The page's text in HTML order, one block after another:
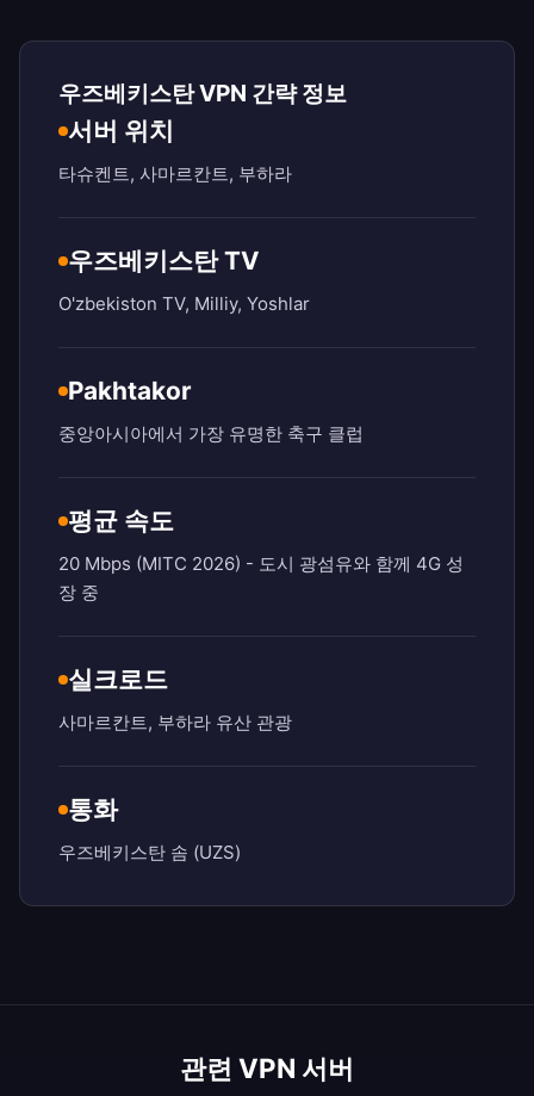
우즈베키스탄 VPN 간략 정보
서버 위치
타슈켄트, 사마르칸트, 부하라
우즈베키스탄 TV
O'zbekiston TV, Milliy, Yoshlar
Pakhtakor
중앙아시아에서 가장 유명한 축구 클럽
평균 속도
20 Mbps (MITC 2026) - 도시 광섬유와 함께 4G 성
장 중
실크로드
사마르칸트, 부하라 유산 관광
통화
우즈베키스탄 솜 (UZS)
관련 VPN 서버